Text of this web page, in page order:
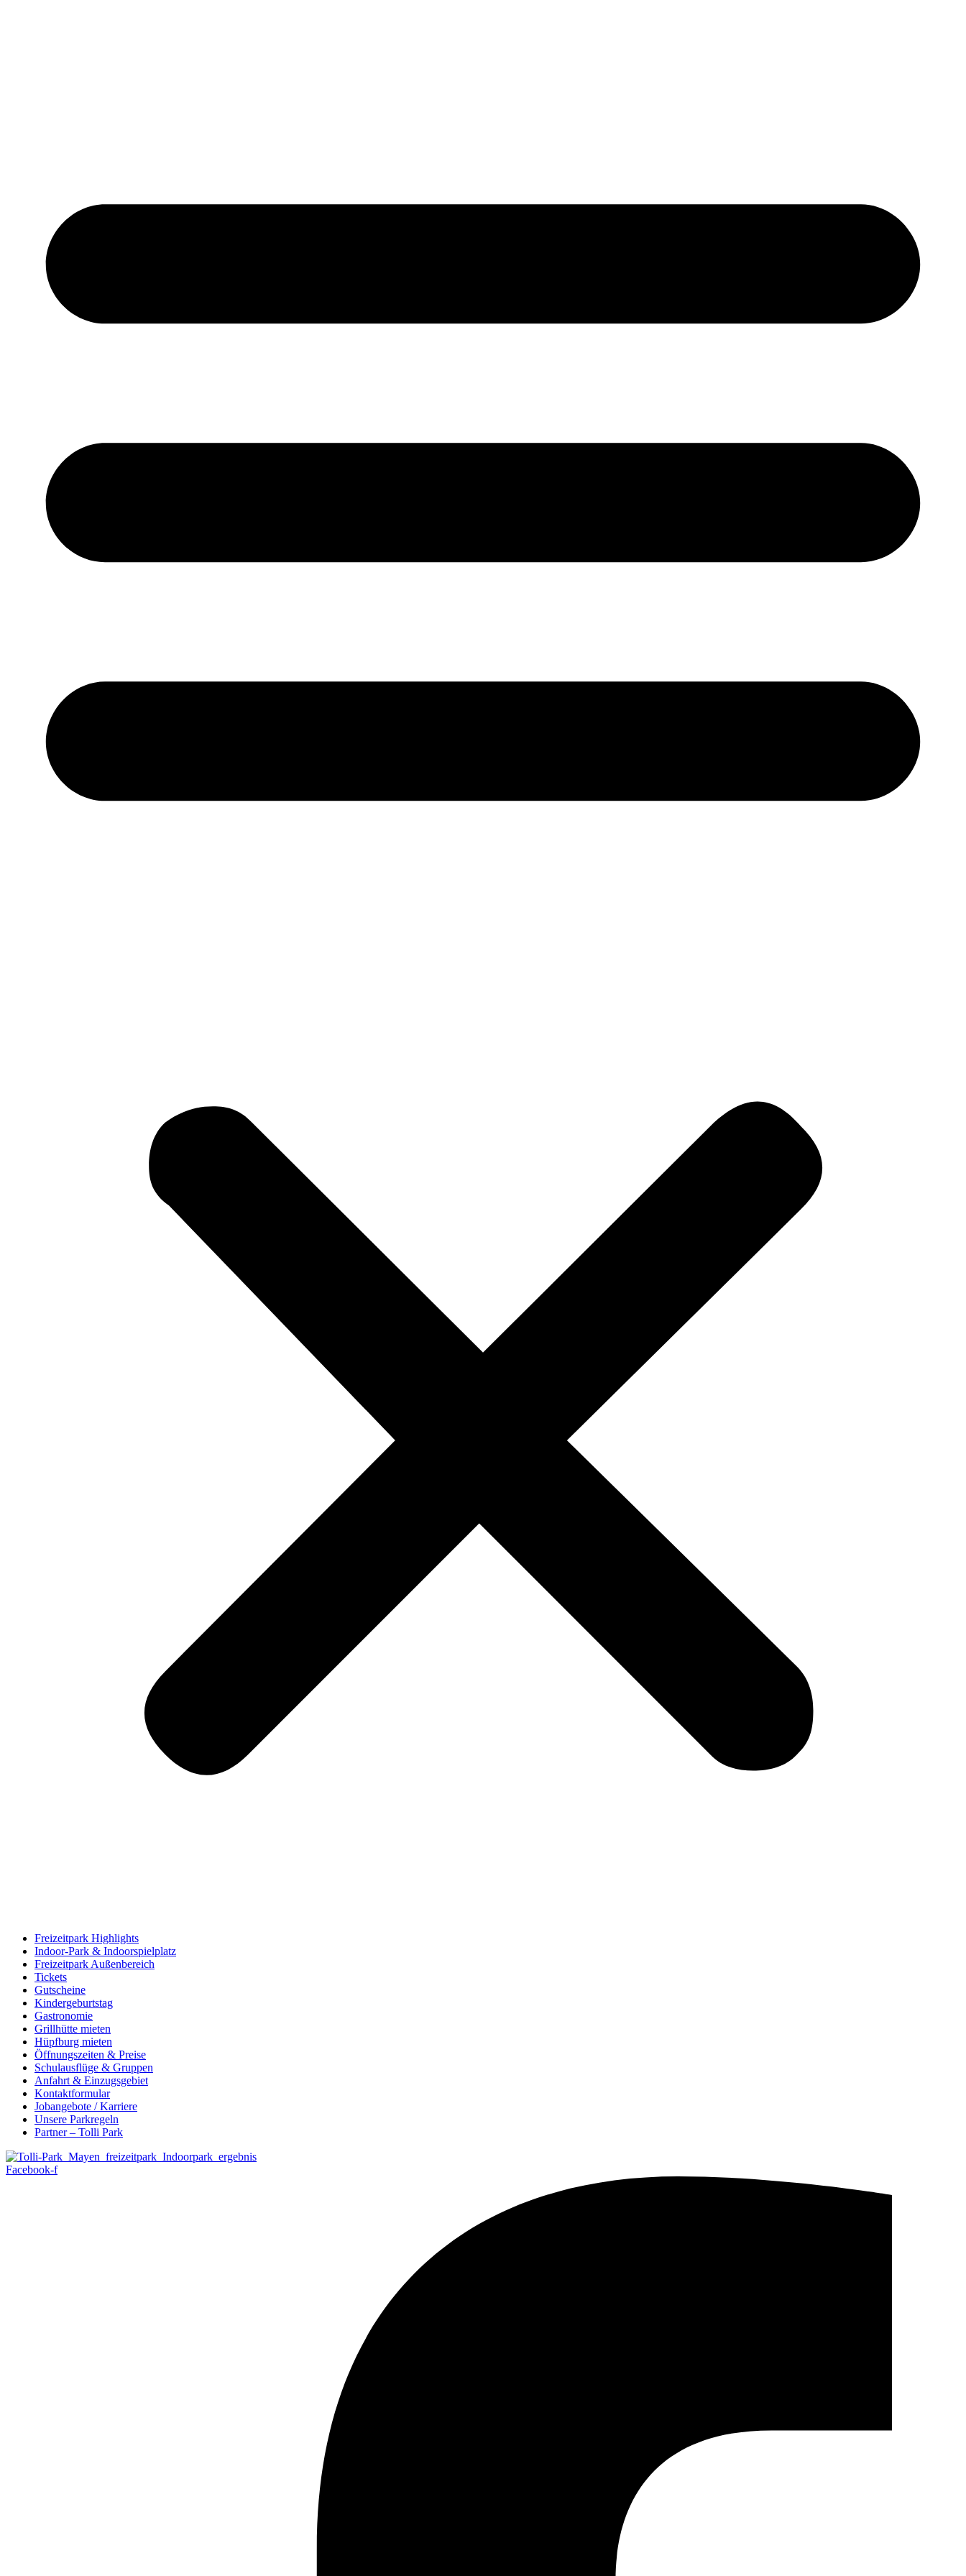
Freizeitpark Highlights
Indoor-Park & Indoorspielplatz
Freizeitpark Außenbereich
Tickets
Gutscheine
Kindergeburtstag
Gastronomie
Grillhütte mieten
Hüpfburg mieten
Öffnungszeiten & Preise
Schulausflüge & Gruppen
Anfahrt & Einzugsgebiet
Kontaktformular
Jobangebote / Karriere
Unsere Parkregeln
Partner – Tolli Park
Facebook-f